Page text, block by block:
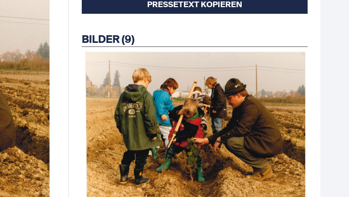
PRESSETEXT KOPIEREN
BILDER (9)